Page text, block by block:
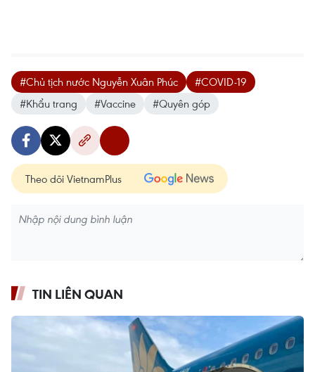
#Chủ tịch nước Nguyễn Xuân Phúc
#COVID-19
#Khẩu trang
#Vaccine #Quyên góp
Theo dõi VietnamPlus
TIN LIÊN QUAN